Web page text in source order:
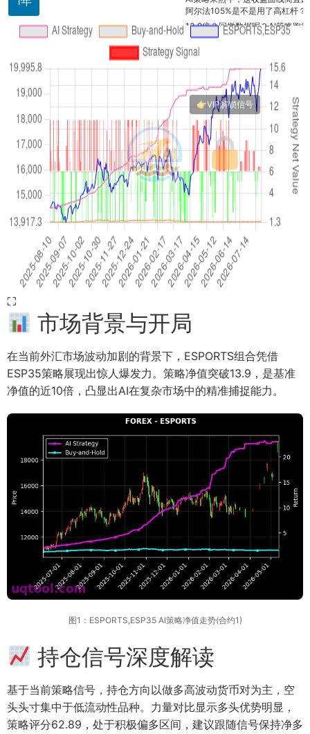
⛶
13.9
阿尔法105%是不是用了高杠杆？外汇
13.9倍？回撤数据呢？AI策略跑得再漂
市场背景与开局
在当前外汇市场波动加剧的背景下，ESPORTS组合凭借
ESP35策略展现出惊人爆发力。策略净值突破13.9，是基准
净值的近10倍，凸显出AI在复杂市场中的精准捕捉能力。
图1：ESPORTS,ESP35 AI策略净值走势(合约1)
持仓信号深度解读
基于当前策略信号，持仓方向以做多高波动货币对为主，空
头头寸集中于低流动性品种。力量对比显示多头优势明显，
策略评分62.89，处于积极偏多区间，建议跟随信号保持净多